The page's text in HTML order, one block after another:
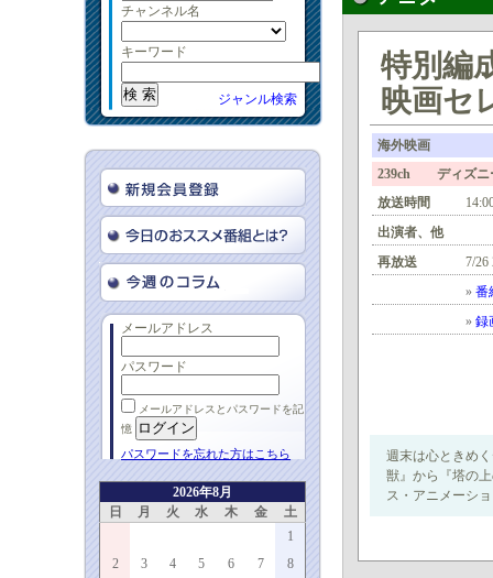
チャンネル名
キーワード
ジャンル検索
メールアドレス
パスワード
メールアドレスとパスワードを記
憶
パスワードを忘れた方はこちら
2026年8月
日
月 火 水 木 金
土
1
2
3 4 5 6 7
8
特別編
映画セ
海外映画
239ch ディズニ
放送時間
出演者、他
再放送
7/
» 番
» 録
週末は心ときめ
獣』から『塔の
ス・アニメーシ